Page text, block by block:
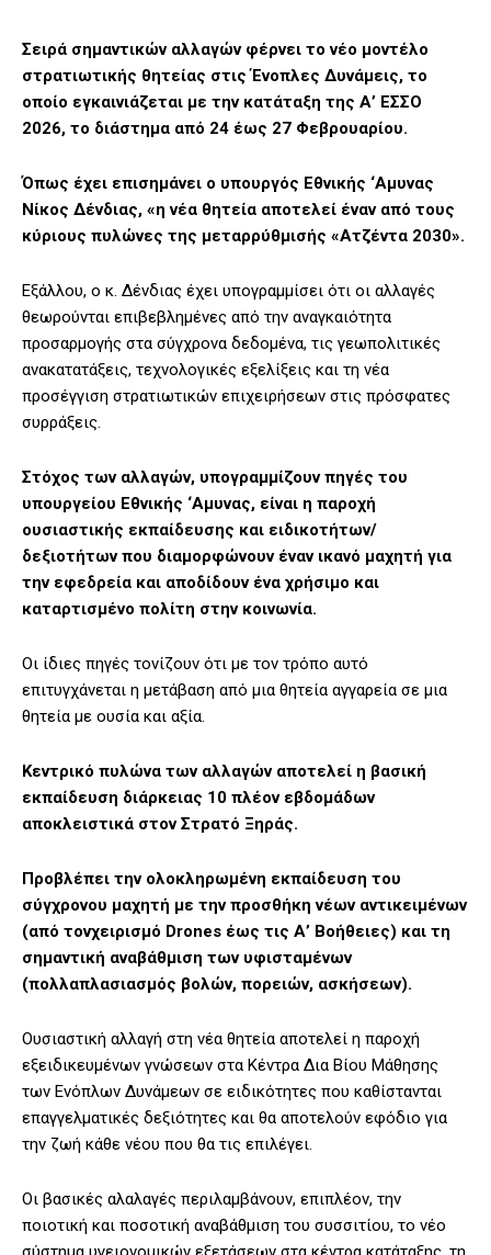
Σειρά σημαντικών αλλαγών φέρνει το νέο μοντέλο
στρατιωτικής θητείας στις Ένοπλες Δυνάμεις, το
οποίο εγκαινιάζεται με την κατάταξη της Α’ ΕΣΣΟ
2026, το διάστημα από 24 έως 27 Φεβρουαρίου.
Όπως έχει επισημάνει ο υπουργός Εθνικής ‘Αμυνας
Νίκος Δένδιας, «η νέα θητεία αποτελεί έναν από τους
κύριους πυλώνες της μεταρρύθμισής «Ατζέντα 2030».
Εξάλλου, ο κ. Δένδιας έχει υπογραμμίσει ότι οι αλλαγές
θεωρούνται επιβεβλημένες από την αναγκαιότητα
προσαρμογής στα σύγχρονα δεδομένα, τις γεωπολιτικές
ανακατατάξεις, τεχνολογικές εξελίξεις και τη νέα
προσέγγιση στρατιωτικών επιχειρήσεων στις πρόσφατες
συρράξεις.
Στόχος των αλλαγών, υπογραμμίζουν πηγές του
υπουργείου Εθνικής ‘Αμυνας, είναι η παροχή
ουσιαστικής εκπαίδευσης και ειδικοτήτων/
δεξιοτήτων που διαμορφώνουν έναν ικανό μαχητή για
την εφεδρεία και αποδίδουν ένα χρήσιμο και
καταρτισμένο πολίτη στην κοινωνία.
Οι ίδιες πηγές τονίζουν ότι με τον τρόπο αυτό
επιτυγχάνεται η μετάβαση από μια θητεία αγγαρεία σε μια
θητεία με ουσία και αξία.
Κεντρικό πυλώνα των αλλαγών αποτελεί η βασική
εκπαίδευση διάρκειας 10 πλέον εβδομάδων
αποκλειστικά στον Στρατό Ξηράς.
Προβλέπει την ολοκληρωμένη εκπαίδευση του
σύγχρονου μαχητή με την προσθήκη νέων αντικειμένων
(από τονχειρισμό Drones έως τις Α’ Βοήθειες) και τη
σημαντική αναβάθμιση των υφισταμένων
(πολλαπλασιασμός βολών, πορειών, ασκήσεων).
Ουσιαστική αλλαγή στη νέα θητεία αποτελεί η παροχή
εξειδικευμένων γνώσεων στα Κέντρα Δια Βίου Μάθησης
των Ενόπλων Δυνάμεων σε ειδικότητες που καθίστανται
επαγγελματικές δεξιότητες και θα αποτελούν εφόδιο για
την ζωή κάθε νέου που θα τις επιλέγει.
Οι βασικές αλαλαγές περιλαμβάνουν, επιπλέον, την
ποιοτική και ποσοτική αναβάθμιση του συσσιτίου, το νέο